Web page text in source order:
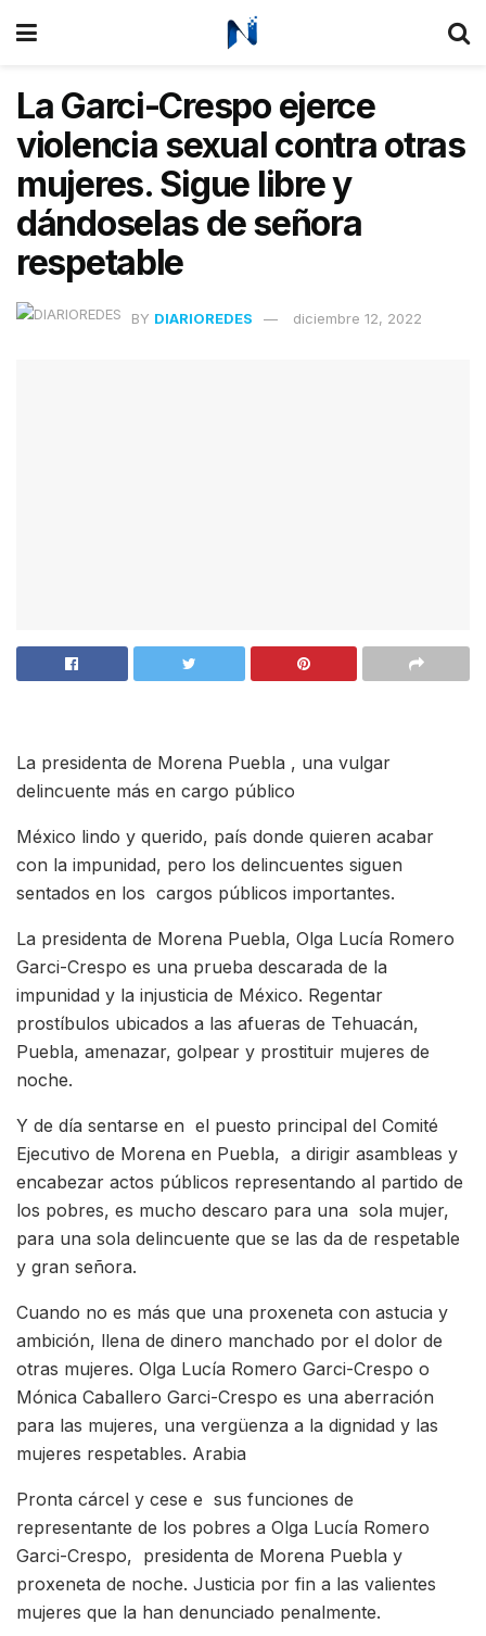
La Garci-Crespo ejerce
violencia sexual contra otras
mujeres. Sigue libre y
dándoselas de señora
respetable
BY DIARIOREDES diciembre 12, 2022
La presidenta de Morena Puebla , una vulgar
delincuente más en cargo público
México lindo y querido, país donde quieren acabar
con la impunidad, pero los delincuentes siguen
sentados en los cargos públicos importantes.
La presidenta de Morena Puebla, Olga Lucía Romero
Garci-Crespo es una prueba descarada de la
impunidad y la injusticia de México. Regentar
prostíbulos ubicados a las afueras de Tehuacán,
Puebla, amenazar, golpear y prostituir mujeres de
noche.
Y de día sentarse en el puesto principal del Comité
Ejecutivo de Morena en Puebla, a dirigir asambleas y
encabezar actos públicos representando al partido de
los pobres, es mucho descaro para una sola mujer,
para una sola delincuente que se las da de respetable
y gran señora.
Cuando no es más que una proxeneta con astucia y
ambición, llena de dinero manchado por el dolor de
otras mujeres. Olga Lucía Romero Garci-Crespo o
Mónica Caballero Garci-Crespo es una aberración
para las mujeres, una vergüenza a la dignidad y las
mujeres respetables. Arabia
Pronta cárcel y cese e sus funciones de
representante de los pobres a Olga Lucía Romero
Garci-Crespo, presidenta de Morena Puebla y
proxeneta de noche. Justicia por fin a las valientes
mujeres que la han denunciado penalmente.